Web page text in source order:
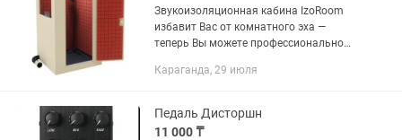
Звукоизоляционная кабина IzoRoom
избавит Вас от комнатного эха —
теперь Вы можете профессионально
записывать голос и инструменты в
соседям....
Караганда, 29 июля
Педаль Дисторшн
11 000 ₸